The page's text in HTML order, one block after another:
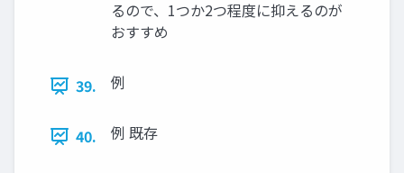
るので、1つか2つ程度に抑えるのが
おすすめ
39. 例
40. 例 既存